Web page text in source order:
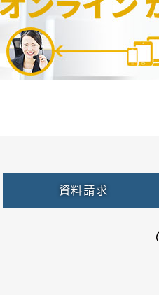
資料請求